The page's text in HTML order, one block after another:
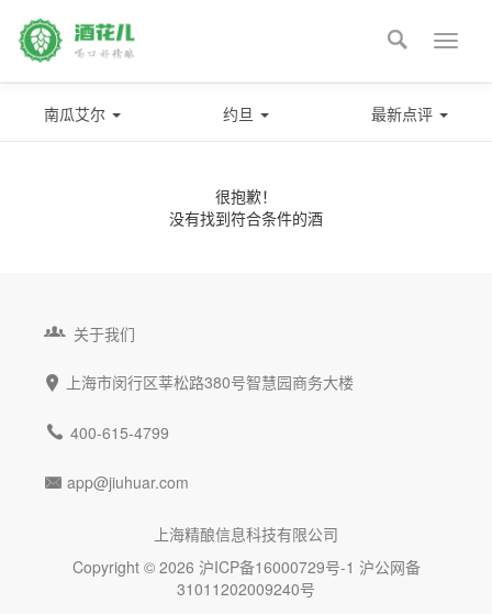
Toggle

南瓜艾尔 约旦 最新点评
很抱歉！
没有找到符合条件的酒
 关于我们
 上海市闵行区莘松路380号智慧园商务大楼
 400-615-4799
 app@jiuhuar.com
上海精酿信息科技有限公司
Copyright © 2026 沪ICP备16000729号-1 沪公网备
31011202009240号